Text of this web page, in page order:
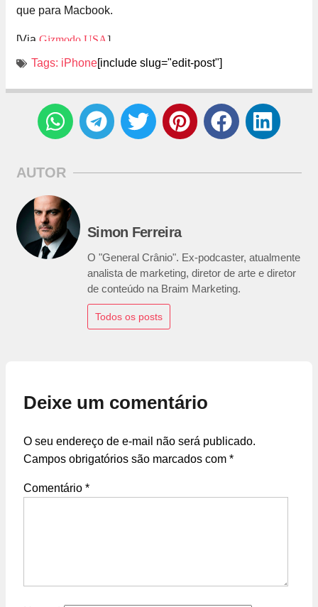
que para Macbook.
[Via Gizmodo USA]
Tags: iPhone[include slug="edit-post"]
AUTOR
Simon Ferreira
O "General Crânio". Ex-podcaster, atualmente
analista de marketing, diretor de arte e diretor
de conteúdo na Braim Marketing.
Todos os posts
Deixe um comentário
O seu endereço de e-mail não será publicado.
Campos obrigatórios são marcados com *
Comentário *